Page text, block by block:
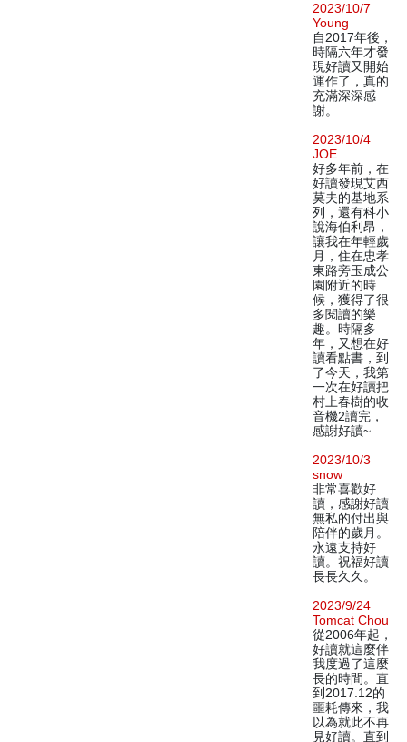
2023/10/7
Young
自2017年後，
時隔六年才發
現好讀又開始
運作了，真的
充滿深深感
謝。
2023/10/4
JOE
好多年前，在
好讀發現艾西
莫夫的基地系
列，還有科小
說海伯利昂，
讓我在年輕歲
月，住在忠孝
東路旁玉成公
園附近的時
候，獲得了很
多閱讀的樂
趣。時隔多
年，又想在好
讀看點書，到
了今天，我第
一次在好讀把
村上春樹的收
音機2讀完，
感謝好讀~
2023/10/3
snow
非常喜歡好
讀，感謝好讀
無私的付出與
陪伴的歲月。
永遠支持好
讀。祝福好讀
長長久久。
2023/9/24
Tomcat Chou
從2006年起，
好讀就這麼伴
我度過了這麼
長的時間。直
到2017.12的
噩耗傳來，我
以為就此不再
見好讀。直到